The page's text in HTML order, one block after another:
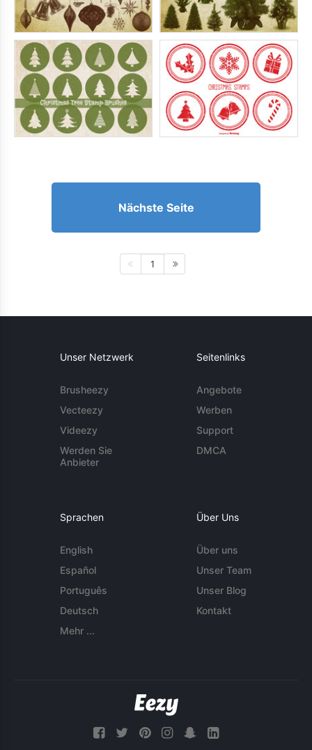
Nächste Seite
1
Unser Netzwerk
Brusheezy
Vecteezy
Videezy
Werden Sie
Anbieter
Seitenlinks
Angebote
Werben
Support
DMCA
Sprachen
English
Español
Português
Deutsch
Mehr ...
Über Uns
Über uns
Unser Team
Unser Blog
Kontakt